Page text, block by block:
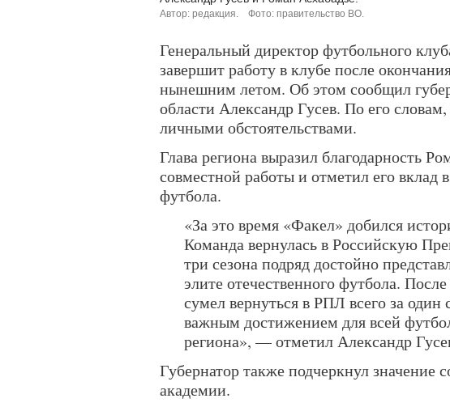
Автор: редакция. Фото: правительство ВО.
Генеральный директор футбольного
завершит работу в клубе после
нынешним летом. Об этом сообщил
области Александр Гусев. По его
личными обстоятельствами.
Глава региона выразил благодарность
совместной работы и отметил его вклад
футбола.
«За это время «Факел» добился
Команда вернулась в Российскую
три сезона подряд достойно
элите отечественного футбола.
сумел вернуться в РПЛ всего за один
важным достижением для всей
региона», — отметил Александр
Губернатор также подчеркнул значение
академии.